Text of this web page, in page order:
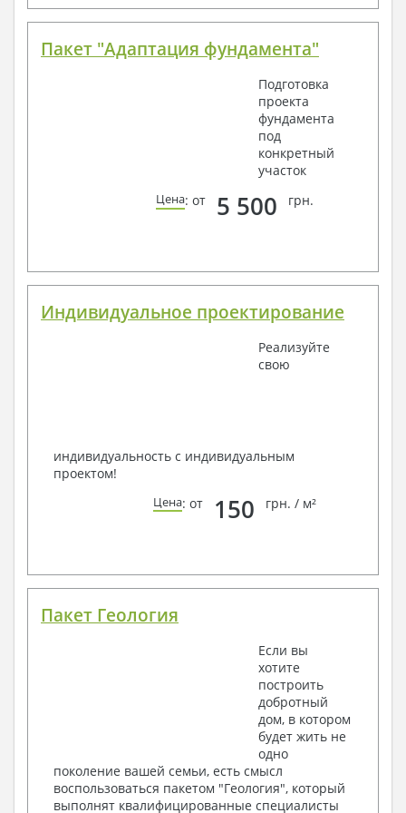
Пакет "Адаптация фундамента"
Подготовка
проекта
фундамента
под
конкретный
участок
Цена: от 5 500 грн.
Индивидуальное проектирование
Реализуйте
свою
индивидуальность с индивидуальным
проектом!
Цена: от 150 грн. / м²
Пакет Геология
Если вы
хотите
построить
добротный
дом, в котором
будет жить не
одно
поколение вашей семьи, есть смысл
воспользоваться пакетом "Геология", который
выполнят квалифицированные специалисты